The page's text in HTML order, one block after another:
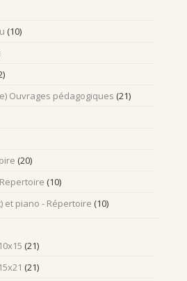
(10)
Ouvrages pédagogiques (21)
(20)
(10)
et piano - Répertoire (10)
(21)
(21)